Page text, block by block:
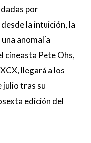
por
la intuición, la
anomalía
cineasta Pete Ohs,
llegará a los
julio tras su
edición del